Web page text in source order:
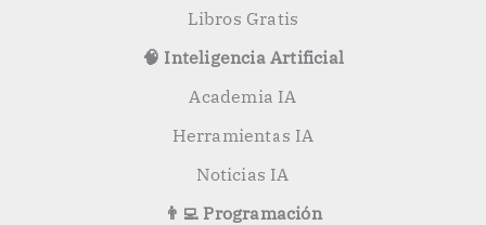
Libros Gratis
🧠 Inteligencia Artificial
Academia IA
Herramientas IA
Noticias IA
👨‍💻 Programación